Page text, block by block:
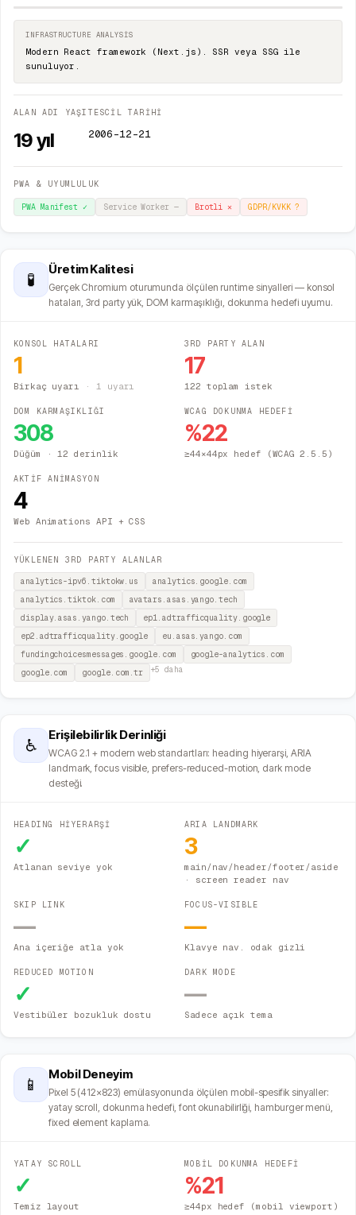
INFRASTRUCTURE ANALYSIS
Modern React framework (Next.js). SSR veya SSG ile
sunuluyor.
ALAN ADI YAŞI
19yıl
TESCİL TARİHİ
2006-12-21
PWA & UYUMLULUK
PWA Manifest✓ Service Worker — Brotli ✕ GDPR/KVKK?
🧪
Üretim Kalitesi
Gerçek Chromium oturumunda ölçülen runtime sinyalleri — konsol
hataları, 3rd party yük, DOM karmaşıklığı, dokunma hedefi uyumu.
KONSOL HATALARI
1
Birkaç uyarı · 1 uyarı
3RD PARTY ALAN
17
122 toplam istek
DOM KARMAŞIKLIĞI
308
Düğüm · 12 derinlik
WCAG DOKUNMA HEDEFİ
%22
≥44×44px hedef (WCAG 2.5.5)
AKTİF ANİMASYON
4
Web Animations API + CSS
YÜKLENEN 3RD PARTY ALANLAR
analytics-ipv6.tiktokw.us
analytics.google.com
analytics.tiktok.com
avatars.asas.yango.tech
display.asas.yango.tech
ep1.adtrafficquality.google
ep2.adtrafficquality.google
eu.asas.yango.com
fundingchoicesmessages.google.com
google-analytics.com
google.com
google.com.tr +5 daha
♿
Erişilebilirlik Derinliği
WCAG 2.1 + modern web standartları: heading hiyerarşi, ARIA
landmark, focus visible, prefers-reduced-motion, dark mode
desteği.
HEADING HİYERARŞİ
✓
Atlanan seviye yok
ARIA LANDMARK
3
main/nav/header/footer/aside
· screen reader nav
SKIP LINK
—
Ana içeriğe atla yok
FOCUS-VISIBLE
—
Klavye nav. odak gizli
REDUCED MOTION
✓
Vestibüler bozukluk dostu
DARK MODE
—
Sadece açık tema
📱
Mobil Deneyim
Pixel 5 (412×823) emülasyonunda ölçülen mobil-spesifik sinyaller:
yatay scroll, dokunma hedefi, font okunabilirliği, hamburger menü,
fixed element kaplama.
YATAY SCROLL
✓
Temiz layout
MOBİL DOKUNMA HEDEFİ
%21
≥44px hedef (mobil viewport)